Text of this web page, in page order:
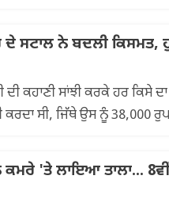
ਦੇ ਸਟਾਲ ਨੇ ਬਦਲੀ
ਕਹਾਣੀ ਸਾਂਝੀ ਕਰਕੇ ਹਰ ਕਿਸੇ
ਸੀ, ਜਿੱਥੇ ਉਸ ਨੂੰ 38,000
'ਤੇ ਲਾਇਆ ਤਾਲਾ...